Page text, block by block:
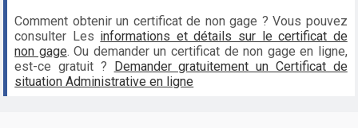
Comment obtenir un certificat de non gage ? Vous pouvez
consulter Les informations et détails sur le certificat de
non gage. Ou demander un certificat de non gage en ligne,
est-ce gratuit ?
Demander gratuitement un Certificat de
situation Administrative en ligne